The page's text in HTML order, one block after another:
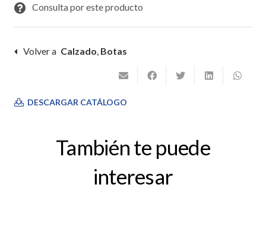
Consulta por este producto
Volver a Calzado, Botas
DESCARGAR CATÁLOGO
También te puede
interesar